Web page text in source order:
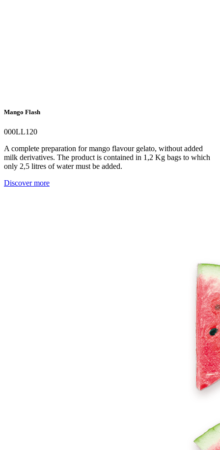
Mango Flash
000LL120
A complete preparation for mango flavour gelato, without added
milk derivatives. The product is contained in 1,2 Kg bags to which
only 2,5 litres of water must be added.
Discover more